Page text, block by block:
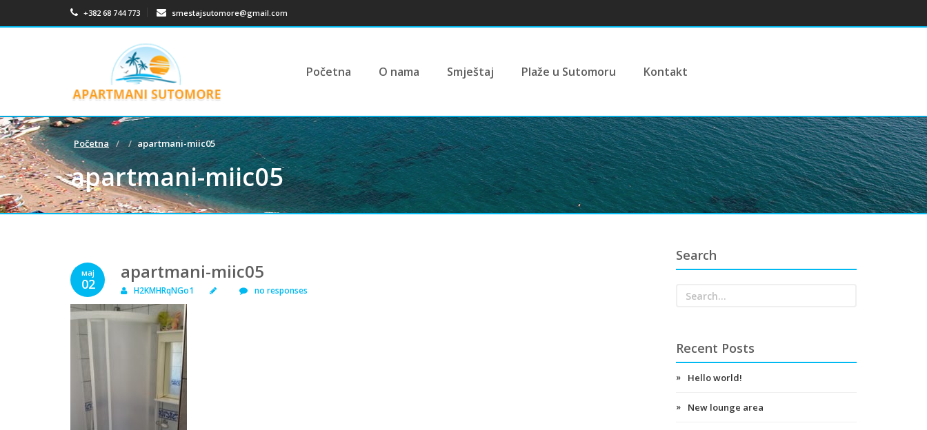
+382 68 744 773 smestajsutomore@gmail.com
Početna O nama Smještaj Plaže u Sutomoru Kontakt
Početna apartmani-miic05
apartmani-miic05
мај
02
apartmani-miic05
H2KMHRqNGo1 no responses
Search
Recent Posts
Hello world!
New lounge area